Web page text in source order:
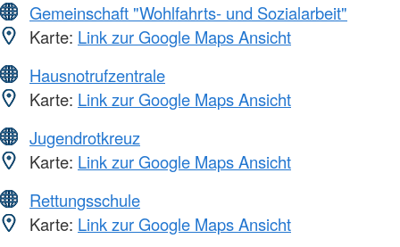
Gemeinschaft "Wohlfahrts- und Sozialarbeit"
Karte: Link zur Google Maps Ansicht
Hausnotrufzentrale
Karte: Link zur Google Maps Ansicht
Jugendrotkreuz
Karte: Link zur Google Maps Ansicht
Rettungsschule
Karte: Link zur Google Maps Ansicht